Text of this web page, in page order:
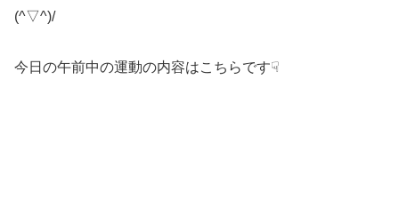
(^▽^)/
今日の午前中の運動の内容はこちらです☟